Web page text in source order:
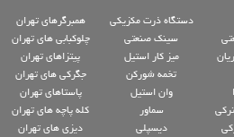
دستگاه ذرت مکزیکی
سینک صنعتی
میز کار استیل
تخمه شورکن
وان استیل
سماور
دیسپلی
همبرگرهای تهران
چلوکبابی های تهران
پیتزاهای تهران
جگرکی های تهران
پاستاهای تهران
کله پاچه های تهران
دیزی های تهران